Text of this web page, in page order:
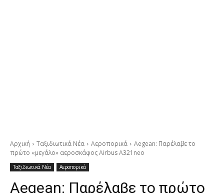
Αρχική Ταξιδιωτικά Νέα Αεροπορικά
Aegean: Παρέλαβε το
πρώτο «μεγάλο» αεροσκάφος Airbus A321neo
Ταξιδιωτικά Νέα Αεροπορικά
Aegean: Παρέλαβε το πρώτο